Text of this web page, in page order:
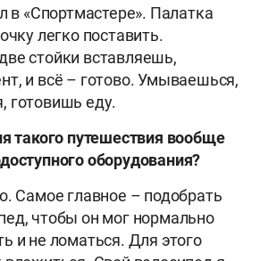
в «Спортмастере». Палатка
легко поставить.
стойки вставляешь,
и всё – готово. Умываешься,
готовишь еду.
такого путешествия вообще
оборудования?
Самое главное – подобрать
чтобы он мог нормально
и не ломаться. Для этого